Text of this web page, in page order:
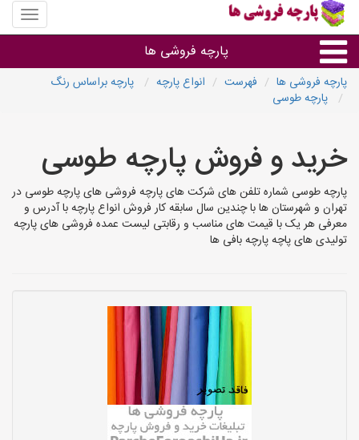
منوی
سایت
فروشی
پارچه فروشی ها
پارچه براساس رنگ طرح و کاربرد
پارچه فروشی های هر شهر
پارچه فروشی ها فهرست انواع پارچه
پارچه براساس رنگ
پارچه طوسی
خرید و فروش پارچه طوسی
پارچه طوسی شماره تلفن های شرکت های پارچه فروشی های پارچه طوسی در
تهران و شهرستان ها با چندین سال سابقه کار فروش انواع پارچه با آدرس و
معرفی هر یک با قیمت های مناسب و رقابتی لیست عمده فروشی های پارچه
تولیدی های پاچه پارچه بافی ها